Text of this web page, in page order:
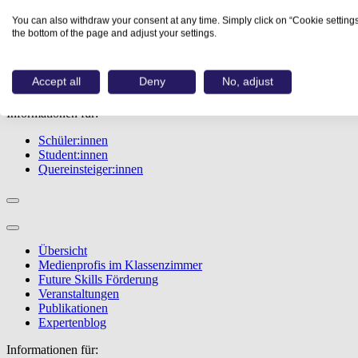
Übersicht
Berufe
Studiengänge
Berufstest
Bewerbungstipps
Informationen für:
Schüler:innen
Student:innen
Quereinsteiger:innen
Übersicht
Medienprofis im Klassenzimmer
Future Skills Förderung
Veranstaltungen
Publikationen
Expertenblog
Informationen für:
You can also withdraw your consent at any time. Simply click on “Cookie
the bottom of the page and adjust your settings.
Accept all Deny No, adjust